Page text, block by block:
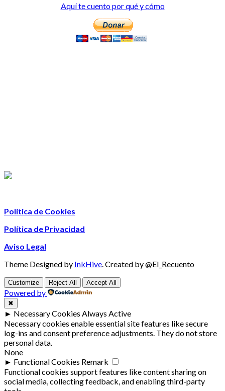
Aquí te cuento por qué y cómo
Política de Cookies
Política de Privacidad
Aviso Legal
Theme Designed by InkHive.Created by @El_Recuento
Customize Reject All Accept All
Powered by
✖
► Necessary Cookies Always Active
Necessary cookies enable essential site features like secure
log-ins and consent preference adjustments. They do not store
personal data.
None
► Functional Cookies Remark
Functional cookies support features like content sharing on
social media, collecting feedback, and enabling third-party